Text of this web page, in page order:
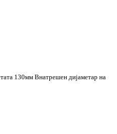
130мм Внатрешен дијаметар на